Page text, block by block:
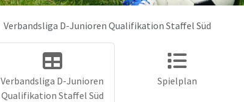
Verbandsliga D-Junioren Qualifikation Staffel Süd
Verbandsliga D-Junioren
Qualifikation Staffel Süd
Spielplan